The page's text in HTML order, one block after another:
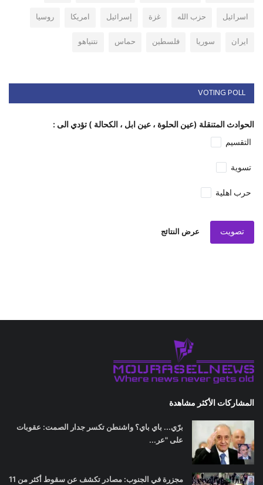
اسرائيل
حزب الله غزة إسرائيل امريكا
روسيا
ايران
سوريا فلسطين حماس نتنياهو
VOTING POLL
الحوادث المتنقلة (عين الحلوة ، عين ابل ، الكحالة ) تؤدي الى :
التقسيم
تسوية
حرب اهلية
تصويت عرض النتائج
المشاركات الأكثر مشاهدة
برّي... باي باي؟ واشنطن تكسر جدار الصمت: عقوبات
على "عر...
مجزرة في الجنوب: مصادر تكشف عن سقوط أكثر من 11